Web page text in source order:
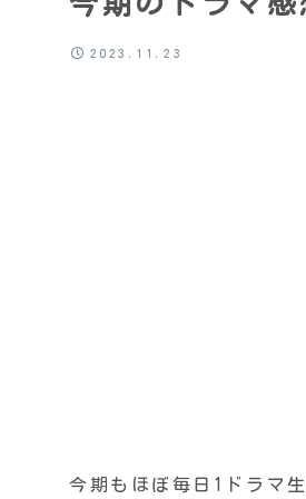
2023.11.23
今期もほぼ毎日1ドラマ